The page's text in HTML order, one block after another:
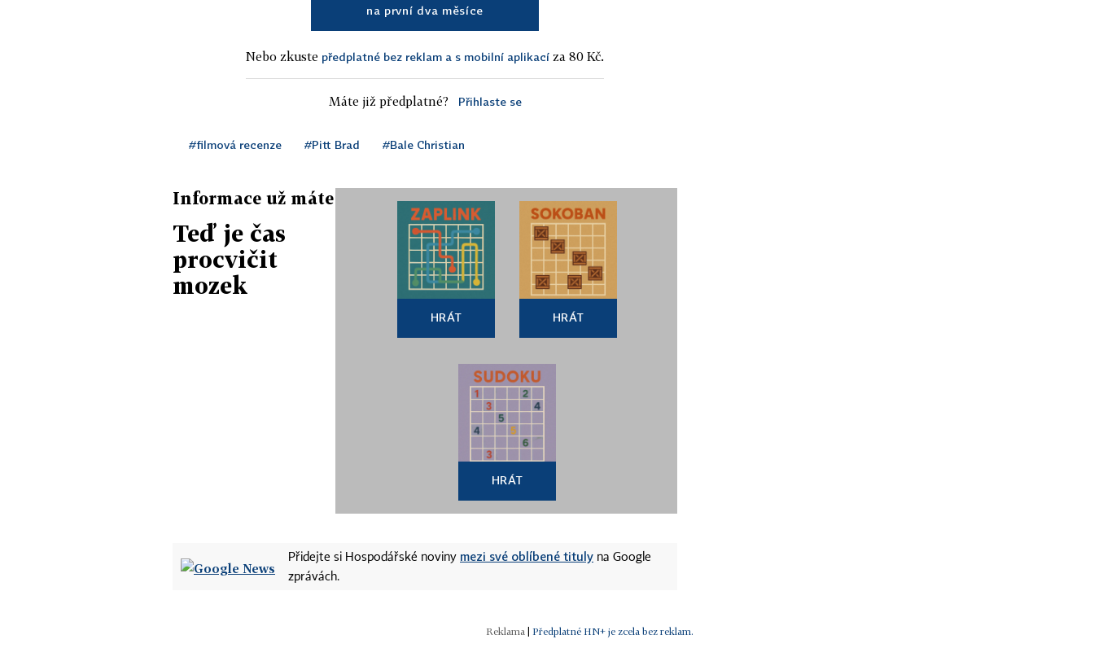
na první dva měsíce
Nebo zkuste předplatné bez reklam a s mobilní aplikací za 80 Kč.
Máte již předplatné? Přihlaste se
#filmová recenze #Pitt Brad #Bale Christian
Informace už máte
Teď je čas
procvičit
mozek
HRÁT HRÁT
HRÁT
Přidejte si Hospodářské noviny mezi své oblíbené tituly na Google
zprávách.
| Předplatné HN+ je zcela bez reklam.